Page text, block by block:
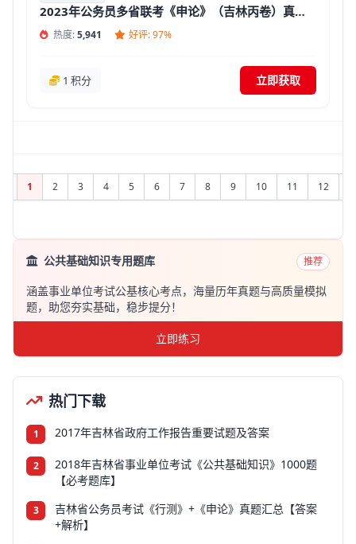
2023年公务员多省联考《申论》（吉林丙卷）真题试卷及答案【含解析】
热度:5,941 好评: 97%
1 积分 立即获取
1 2 3 4 5 6 7 8 9 10 11 12
公共基础知识专用题库 推荐
涵盖事业单位考试公基核心考点，海量历年真题与高质量模拟
题，助您夯实基础，稳步提分！
立即练习
热门下载
1 2017年吉林省政府工作报告重要试题及答案
2
2018年吉林省事业单位考试《公共基础知识》1000题
【必考题库】
3
吉林省公务员考试《行测》+《申论》真题汇总【答案
+解析】